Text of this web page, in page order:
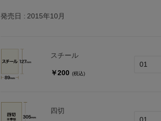
発売日 2015年10月
スチール
￥200 (税込)
四切